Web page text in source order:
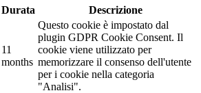
Durata Descrizione
11
months
Questo cookie è impostato dal
plugin GDPR Cookie Consent. Il
cookie viene utilizzato per
memorizzare il consenso dell'utente
per i cookie nella categoria
"Analisi".